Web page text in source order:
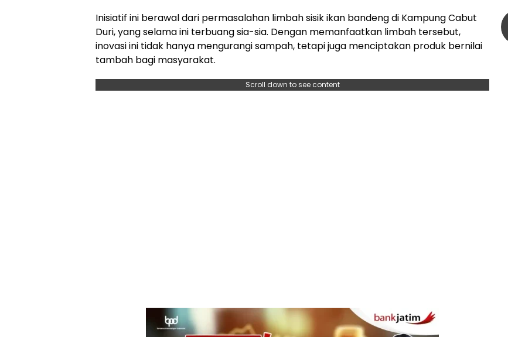
Inisiatif ini berawal dari permasalahan limbah sisik ikan bandeng di Kampung Cabut
Duri, yang selama ini terbuang sia-sia. Dengan memanfaatkan limbah tersebut,
inovasi ini tidak hanya mengurangi sampah, tetapi juga menciptakan produk bernilai
tambah bagi masyarakat.
Scroll down to see content